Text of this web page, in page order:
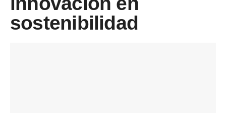
sostenibilidad